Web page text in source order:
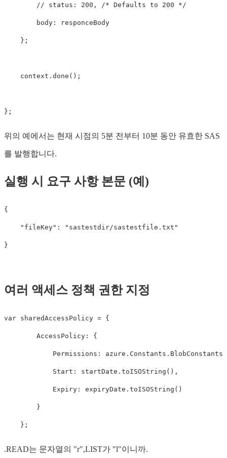
// status: 200, /* Defaults to 200 */
body : responceBody
};
context . done ();
};
위의 예에서는 현재 시점의 5분 전부터 10분 동안 유효한 SAS
를 발행합니다.
실행 시 요구 사항 본문 (예)
{
"fileKey" : "sastestdir/sastestfile.txt"
}
여러 액세스 정책 권한 지정
var sharedAccessPolicy = {
AccessPolicy : {
Permissions : azure . Constants . BlobConstants
Start : startDate . toISOString (),
Expiry : expiryDate . toISOString ()
}
};
.READ는 문자열의 "r",LIST가 "l"이니까.